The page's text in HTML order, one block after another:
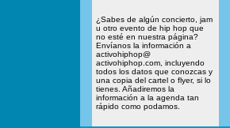
¿Sabes de algún concierto, jam
u otro evento de hip hop que
no esté en nuestra página?
Envíanos la información a
activohiphop@
activohiphop.com, incluyendo
todos los datos que conozcas y
una copia del cartel o flyer, si lo
tienes. Añadiremos la
información a la agenda tan
rápido como podamos.